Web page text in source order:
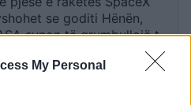
My Personal
se goditi Hënën,
synon të grumbullojë të